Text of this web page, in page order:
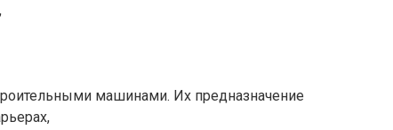
машинами. Их предназначение